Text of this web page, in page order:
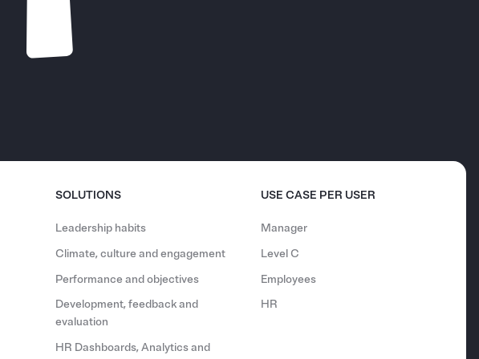
SOLUTIONS
Leadership habits
Climate, culture and engagement
Performance and objectives
Development, feedback and
evaluation
HR Dashboards, Analytics and
USE CASE PER USER
Manager
Level C
Employees
HR